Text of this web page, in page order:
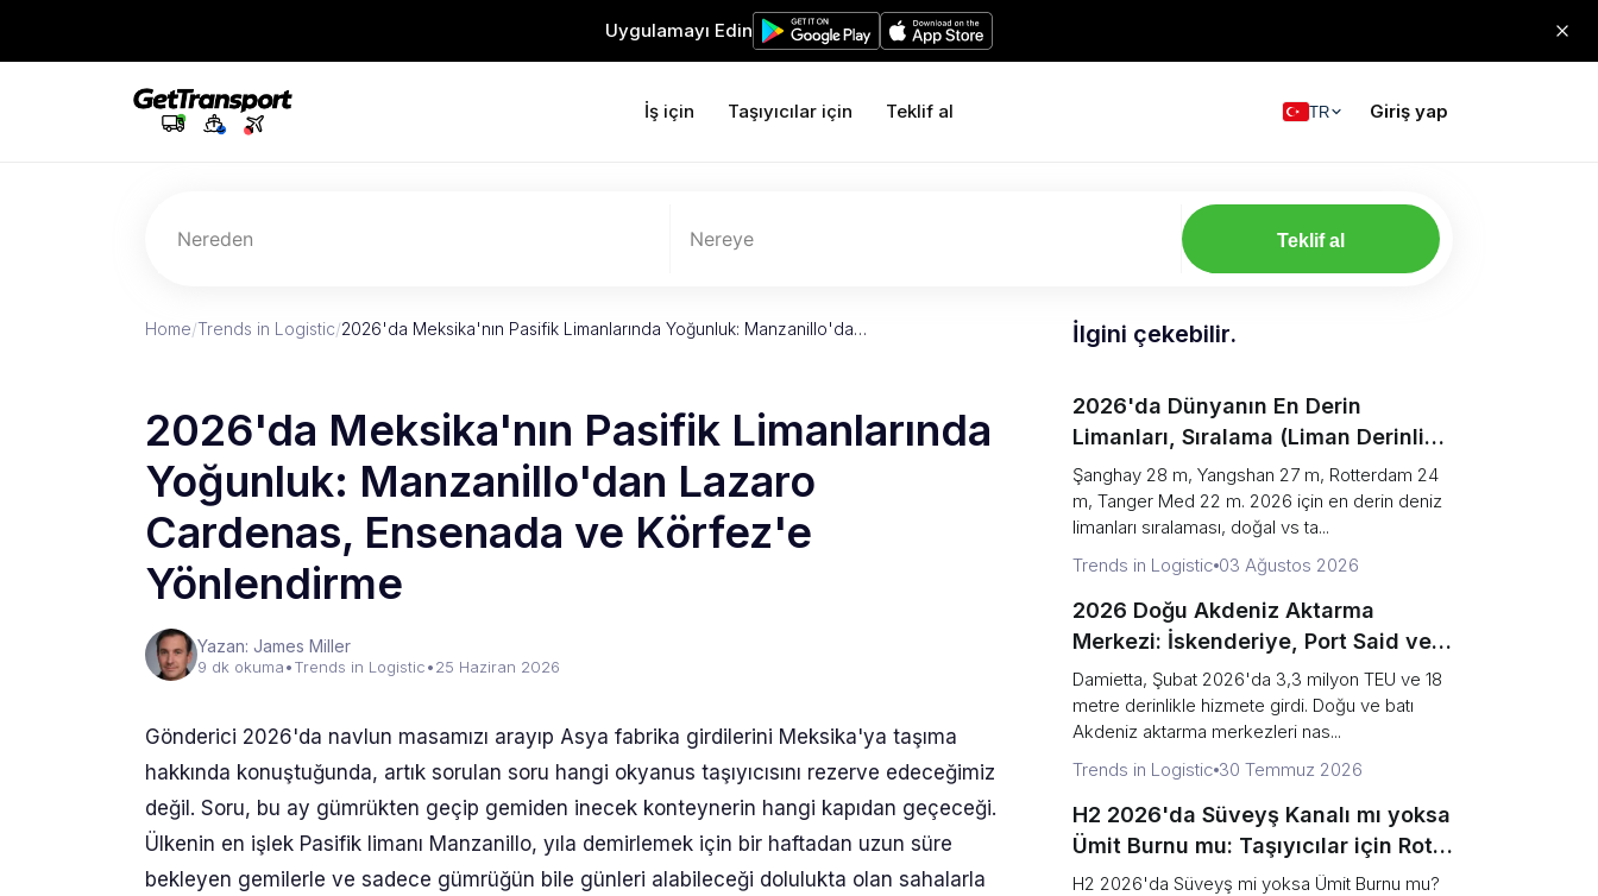
Uygulamayı Edin
İş için Taşıyıcılar için Teklif al TR Giriş yap
Nereden Nereye Teklif al
Home/Trends in Logistic/2026'da Meksika'nın Pasifik Limanlarında Yoğunluk: Manzanillo'da…
2026'da Meksika'nın Pasifik Limanlarında
Yoğunluk: Manzanillo'dan Lazaro
Cardenas, Ensenada ve Körfez'e
Yönlendirme
Yazan: James Miller
9 dk okuma•Trends in Logistic•25 Haziran 2026
Gönderici 2026'da navlun masamızı arayıp Asya fabrika girdilerini Meksika'ya taşıma
hakkında konuştuğunda, artık sorulan soru hangi okyanus taşıyıcısını rezerve edeceğimiz
değil. Soru, bu ay gümrükten geçip gemiden inecek konteynerin hangi kapıdan geçeceği.
Ülkenin en işlek Pasifik limanı Manzanillo, yıla demirlemek için bir haftadan uzun süre
bekleyen gemilerle ve sadece gümrüğün bile günleri alabileceği dolulukta olan sahalarla
İlgini çekebilir.
2026'da Dünyanın En Derin
Limanları, Sıralama (Liman Derinliği
ve Gemi Taslağı Karşılaştırması)
Şanghay 28 m, Yangshan 27 m, Rotterdam 24
m, Tanger Med 22 m. 2026 için en derin deniz
limanları sıralaması, doğal vs ta...
Trends in Logistic 03 Ağustos 2026
2026 Doğu Akdeniz Aktarma
Merkezi: İskenderiye, Port Said ve
Merkez Seçimi
Damietta, Şubat 2026'da 3,3 milyon TEU ve 18
metre derinlikle hizmete girdi. Doğu ve batı
Akdeniz aktarma merkezleri nas...
Trends in Logistic 30 Temmuz 2026
H2 2026'da Süveyş Kanalı mı yoksa
Ümit Burnu mu: Taşıyıcılar için Rota
Karar Çerçevesi
H2 2026'da Süveyş mi yoksa Ümit Burnu mu?